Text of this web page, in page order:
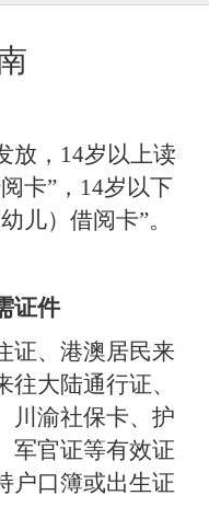
放， 14岁以上读
卡”， 14岁以下
儿）借阅卡”。
证件
证、港澳居民来
大陆通行证、
川渝社保卡、护
军官证等有效证
户口簿或出生证